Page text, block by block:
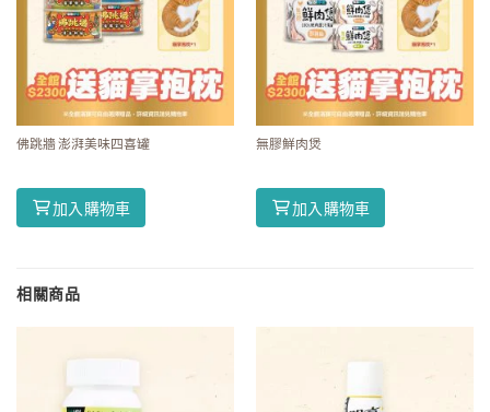
佛跳牆 澎湃美味四喜罐
加入購物車
無膠鮮肉煲
加入購物車
相關商品